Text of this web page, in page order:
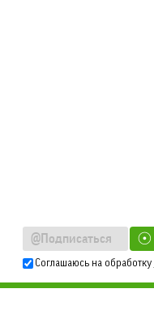
☉
Соглашаюсь на обработку